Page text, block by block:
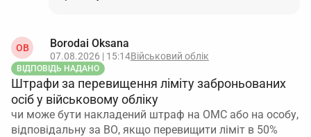
OB Borodai Oksana
07.08.2026 | 15:14Військовий облік
ВІДПОВІДЬ НАДАНО
Штрафи за перевищення ліміту заброньованих
осіб у військовому обліку
чи може бути накладений штраф на ОМС або на особу,
відповідальну за ВО, якщо перевищити ліміт в 50%